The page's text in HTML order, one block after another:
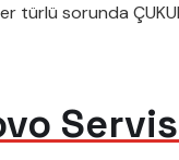
türlü sorunda